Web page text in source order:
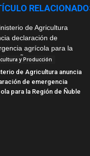
y Producción
de Agricultura anuncia
de emergencia
para la Región de Ñuble